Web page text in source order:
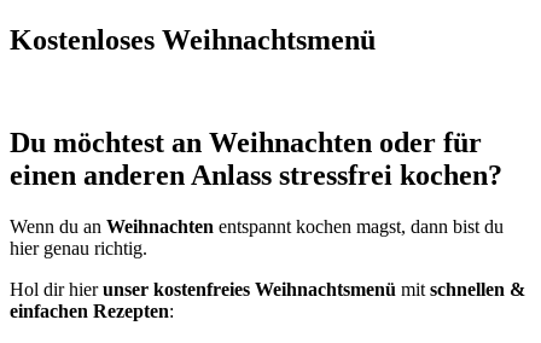
Kostenloses Weihnachtsmenü
Du möchtest an Weihnachten oder für
einen anderen Anlass stressfrei kochen?
Wenn du an Weihnachten entspannt kochen magst, dann bist du
hier genau richtig.
Hol dir hierunser kostenfreies Weihnachtsmenü mit schnellen &
einfachen Rezepten: